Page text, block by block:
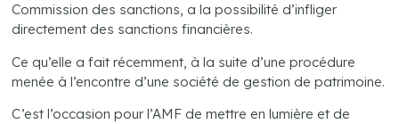
Commission des sanctions, a la possibilité d’infliger
directement des sanctions financières.
Ce qu’elle a fait récemment, à la suite d’une procédure
menée à l’encontre d’une société de gestion de patrimoine.
C’est l’occasion pour l’AMF de mettre en lumière et de